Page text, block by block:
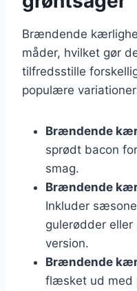
Brændende
måder, hvilket gør
tilfredsstille
populære
Brændende
sprødt bacon
smag.
Brændende
Inkluder
gulerødder
version.
Brændende
flæsket ud med